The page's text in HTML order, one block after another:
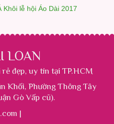
lễ hội Áo Dài 2017
LOAN
rẻ đẹp, uy tín tại TP.HCM
Khối, Phường Thông Tây
Gò Vấp cũ).
|